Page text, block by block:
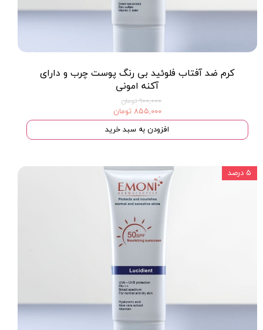
کرم ضد آفتاب فلوئید بی رنگ پوست چرب و داراى
آکنه امونی
۹۰۰,۰۰۰ تومان
۸۵۵,۰۰۰ تومان
افزودن به سبد خرید
۵ درصد